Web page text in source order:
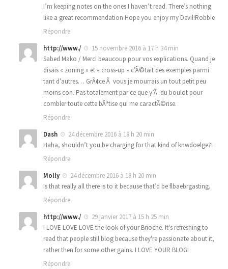
I’m keeping notes on the ones I haven’t read. There’s nothing
like a great recommendation Hope you enjoy my Devil!Robbie
Répondre
http://www./
15 novembre 2016 à 17 h 34 min
Sabed Mako / Merci beaucoup pour vos explications. Quand je
disais « zoning » et « cross-up » c’Ã©tait des exemples parmi
tant d’autres… GrÃ¢ce Ã vous je mourrais un tout petit peu
moins con. Pas totalement par ce que y’Ã du boulot pour
combler toute cette bÃªtise qui me caractÃ©rise.
Répondre
Dash
24 décembre 2016 à 18 h 20 min
Haha, shouldn’t you be charging for that kind of knwdoelge?!
Répondre
Molly
24 décembre 2016 à 18 h 20 min
Is that really all there is to it because that’d be flbaebrgasting.
Répondre
http://www./
29 janvier 2017 à 15 h 25 min
I LOVE LOVE LOVE the look of your Brioche. It's refreshing to
read that people still blog because they're passionate about it,
rather then for some other gains. I LOVE YOUR BLOG!
Répondre